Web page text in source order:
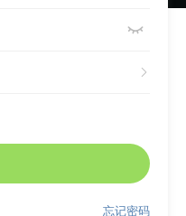


忘记密码